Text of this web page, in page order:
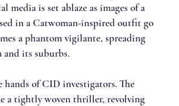
media is set ablaze as images of a
in a Catwoman-inspired outfit go
a phantom vigilante, spreading
and its suburbs.
hands of CID investigators. The
a tightly woven thriller, revolving